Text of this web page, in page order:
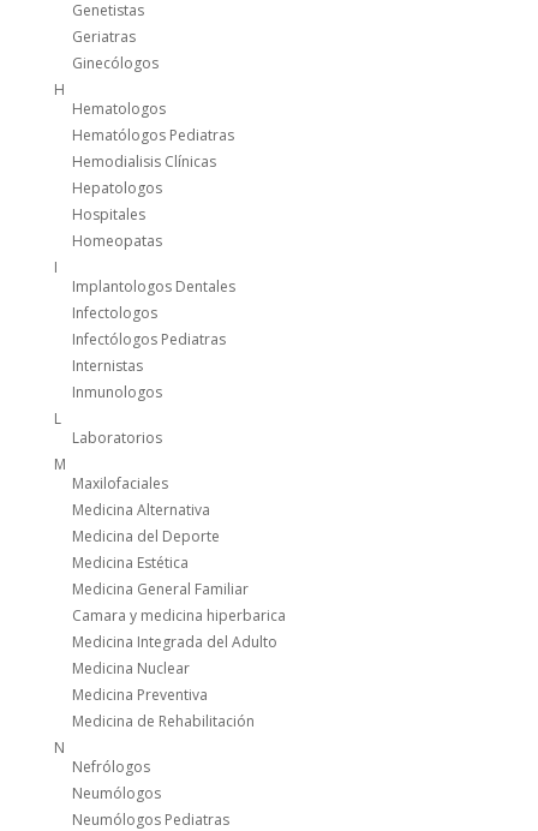
Genetistas
Geriatras
Ginecólogos
H
Hematologos
Hematólogos Pediatras
Hemodialisis Clínicas
Hepatologos
Hospitales
Homeopatas
I
Implantologos Dentales
Infectologos
Infectólogos Pediatras
Internistas
Inmunologos
L
Laboratorios
M
Maxilofaciales
Medicina Alternativa
Medicina del Deporte
Medicina Estética
Medicina General Familiar
Camara y medicina hiperbarica
Medicina Integrada del Adulto
Medicina Nuclear
Medicina Preventiva
Medicina de Rehabilitación
N
Nefrólogos
Neumólogos
Neumólogos Pediatras